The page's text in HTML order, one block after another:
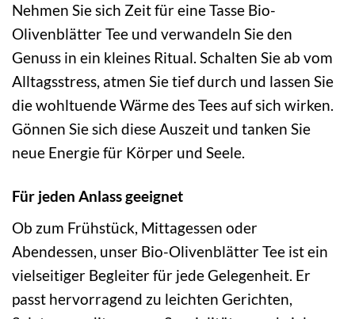
Nehmen Sie sich Zeit für eine Tasse Bio-
Olivenblätter Tee und verwandeln Sie den
Genuss in ein kleines Ritual. Schalten Sie ab vom
Alltagsstress, atmen Sie tief durch und lassen Sie
die wohltuende Wärme des Tees auf sich wirken.
Gönnen Sie sich diese Auszeit und tanken Sie
neue Energie für Körper und Seele.
Für jeden Anlass geeignet
Ob zum Frühstück, Mittagessen oder
Abendessen, unser Bio-Olivenblätter Tee ist ein
vielseitiger Begleiter für jede Gelegenheit. Er
passt hervorragend zu leichten Gerichten,